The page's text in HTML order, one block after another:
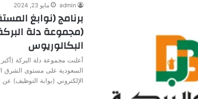
admin مايو 23, 2024
برنامج (نوابغ
(مجموعة دلة
البكالوريوس
أعلنت مجموعة دلة البركة
السعودية على مستوى الشرق
الإلكتروني (بوابة التوظيف)